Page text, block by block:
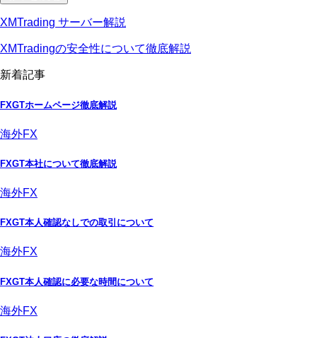
XMTrading サーバー解説
XMTradingの安全性について徹底解説
新着記事
FXGTホームページ徹底解説
海外FX
FXGT本社について徹底解説
海外FX
FXGT本人確認なしでの取引について
海外FX
FXGT本人確認に必要な時間について
海外FX